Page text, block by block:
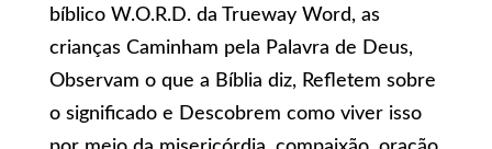
bíblico W.O.R.D. da Trueway Word, as
crianças Caminham pela Palavra de Deus,
Observam o que a Bíblia diz, Refletem sobre
o significado e Descobrem como viver isso